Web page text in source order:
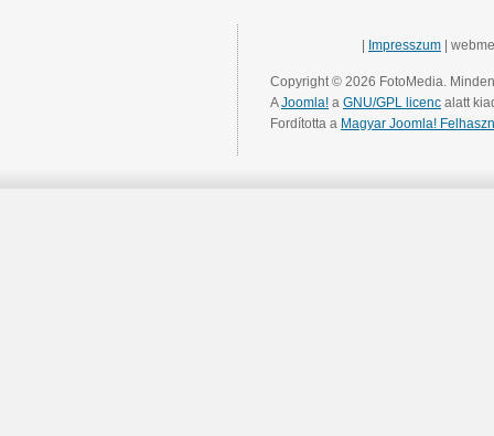
Impresszum |
Copyright © 2026 FotoMedia.
AJoomla! a GNU/GPL licenc alatt
Fordította a Magyar Joomla!